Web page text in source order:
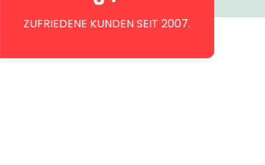
ZUFRIEDENE KUNDEN SEIT 2007.